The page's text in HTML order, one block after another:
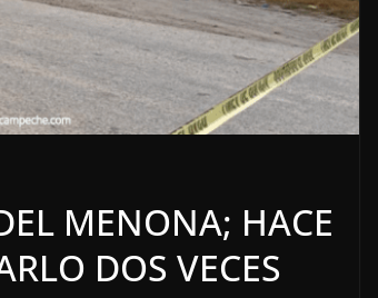
MENONA; HACE
DOS VECES
LOCALES OPINIÓN
6 agosto, 2026